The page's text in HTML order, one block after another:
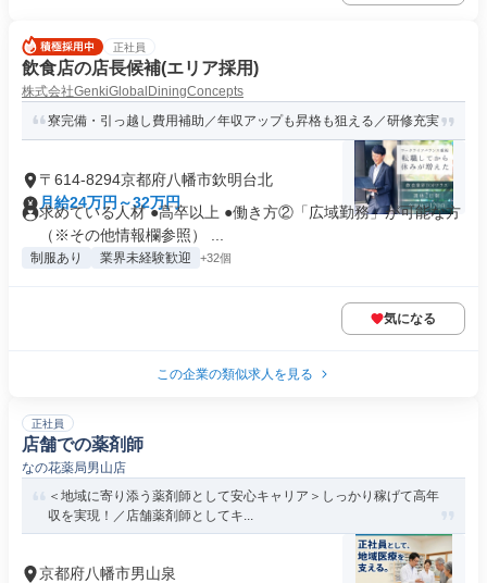
正社員
飲食店の店長候補(エリア採用)
株式会社GenkiGlobalDiningConcepts
寮完備・引っ越し費用補助／年収アップも昇格も狙える／研修充実
〒614-8294京都府八幡市欽明台北
月給24万円～32万円
求めている人材 ●高卒以上 ●働き方②「広域勤務」が可能な方
（※その他情報欄参照） ...
制服あり 業界未経験歓迎 +32個
気になる
この企業の類似求人を見る
正社員
店舗での薬剤師
なの花薬局男山店
＜地域に寄り添う薬剤師として安心キャリア＞しっかり稼げて高年
収を実現！／店舗薬剤師としてキ...
京都府八幡市男山泉